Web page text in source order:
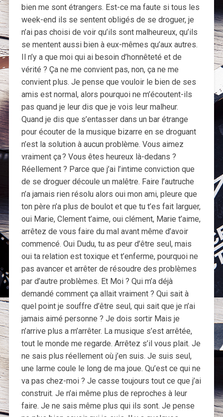
bien me sont étrangers. Est-ce ma faute si tous les
week-end ils se sentent obligés de se droguer, je
n’ai pas choisi de voir qu’ils sont malheureux, qu’ils
se mentent aussi bien à eux-mêmes qu’aux autres.
Il n’y a que moi qui ai besoin d’honnêteté et de
vérité ? Ça ne me convient pas, non, ça ne me
convient plus. Je pense que vouloir le bien de ses
amis est normal, alors pourquoi ne m’écoutent-ils
pas quand je leur dis que je vois leur malheur.
Quand je dis que s’entasser dans un bar étrange
pour écouter de la musique bizarre en se droguant
n’est la solution à aucun problème. Vous aimez
vraiment ça ? Vous êtes heureux là-dedans ?
Réellement ? Parce que j’ai l’intime conviction que
de se droguer découle un malêtre. Faire l’autruche
n’a jamais rien résolu alors oui mon ami, pleure que
ton père n’a plus de boulot et que tu t’es fait larguer,
oui Marie, Clement t’aime, oui clément, Marie t’aime,
arrêtez de vous faire du mal avant même d’avoir
commencé. Oui Dudu, tu as peur d’être seul, mais
oui ta relation est toxique et t’enferme, pourquoi ne
pas avancer et arrêter de résoudre des problèmes
par d’autre problèmes. Et Moi ? Qui m’a déjà
demandé comment ça allait vraiment ? Qui sait à
quel point je souffre d’être seul, qui sait que je n’ai
jamais aimé personne ? Je dois sortir Mais je
n’arrive plus a m’arrêter. La musique s’est arrêtée,
tout le monde me regarde. Arrêtez s’il vous plait. Je
ne sais plus réellement où j’en suis. Je suis seul,
une larme coule le long de ma joue. Qu’est ce qui ne
va pas chez-moi ? Je casse toujours tout ce que j’ai
construit. Je n’ai même plus de reproches à leur
faire. Je ne sais même plus qui ils sont. Je pense